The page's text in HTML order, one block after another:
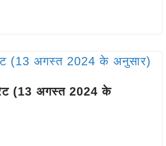
(13 अगस्त 2024 के